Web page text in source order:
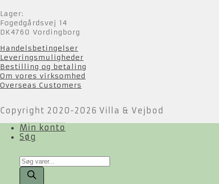
Lager:
Fogedgårdsvej 14
DK4760 Vordingborg
Handelsbetingelser
Leveringsmuligheder
Bestilling og betaling
Om vores virksomhed
Overseas Customers
Copyright 2020-2026 Villa & Vejbod
Min konto
Søg
Products
search